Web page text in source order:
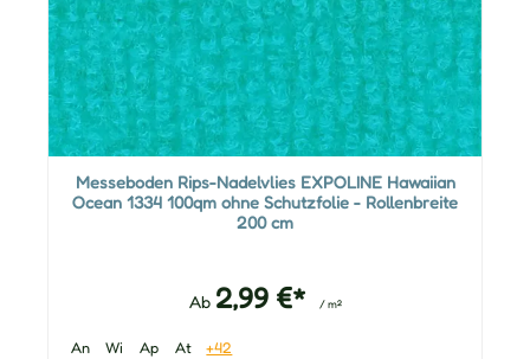
Messeboden Rips-Nadelvlies EXPOLINE Hawaiian
Ocean 1334 100qm ohne Schutzfolie - Rollenbreite
200 cm
Ab 2,99 €* / m²
An Wi Ap At +42